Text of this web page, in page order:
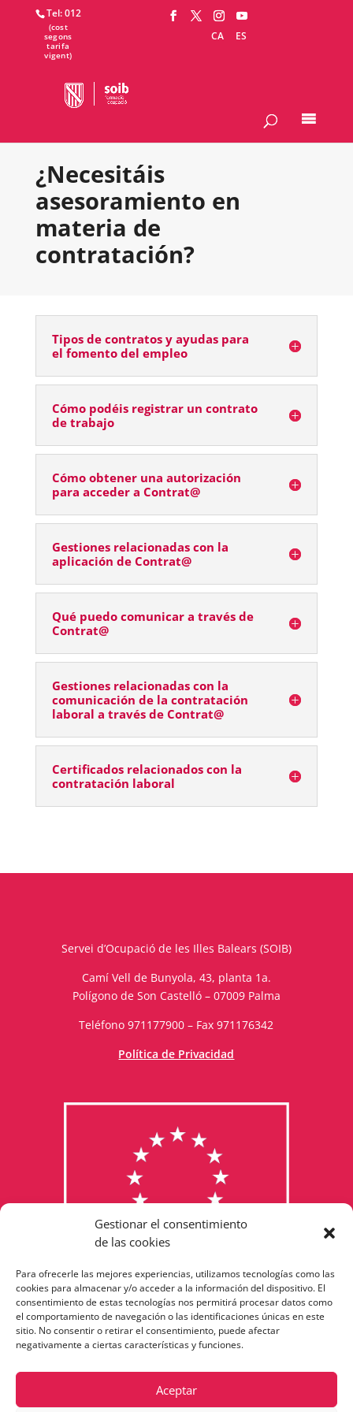
Gestionar el consentimiento
de las cookies
Para ofrecerle las mejores experiencias, utilizamos tecnologías como las
cookies para almacenar y/o acceder a la información del dispositivo. El
consentimiento de estas tecnologías nos permitirá procesar datos como
el comportamiento de navegación o las identificaciones únicas en este
sitio. No consentir o retirar el consentimiento, puede afectar
negativamente a ciertas características y funciones.
Aceptar
Tel: 012
CA
ES
¿Necesitáis
asesoramiento en
materia de
contratación?
Tipos de contratos y ayudas para
el fomento del empleo
Cómo podéis registrar un contrato
de trabajo
Cómo obtener una autorización
para acceder a Contrat@
Gestiones relacionadas con la
aplicación de Contrat@
Qué puedo comunicar a través de
Contrat@
Gestiones relacionadas con la
comunicación de la contratación
laboral a través de Contrat@
Certificados relacionados con la
contratación laboral
Consulta los programas
financiados por la Unión Europea
Servei d’Ocupació de les Illes Balears (SOIB)
Camí Vell de Bunyola, 43, planta 1a.
Polígono de Son Castelló – 07009 Palma
Teléfono 971177900 – Fax 971176342
Política de Privacidad